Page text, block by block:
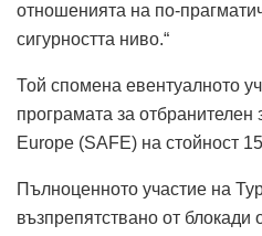
отношенията на по-
сигурността ниво.“
Той спомена евентуалното
програмата за
Europe (SAFE) на стойност
Пълноценното участие на
възпрепятствано от блокади